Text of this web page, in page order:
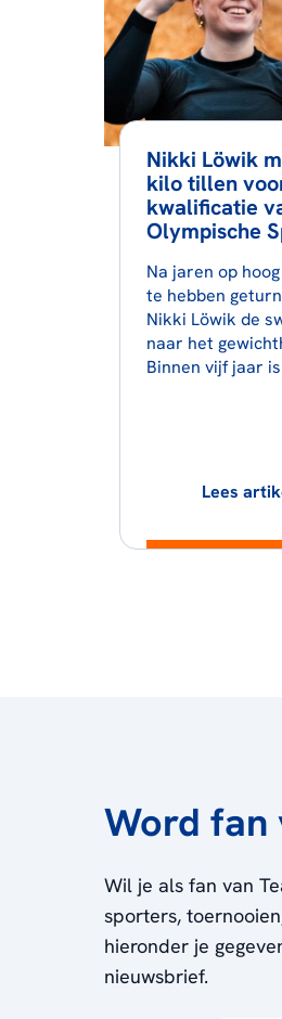
Nikki Löwik
kilo tillen
kwalificatie
Olympische
Na jaren op
te hebben
Nikki Löwik de
naar het
Binnen vijf jaar
Lees
Word fan
Wil je als fan van
sporters,
hieronder je
nieuwsbrief.